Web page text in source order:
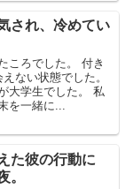
され、冷めてい
ころでした。 付き
ない状態でした。
大学生でした。 私
を一緒に...
た彼の行動に
。